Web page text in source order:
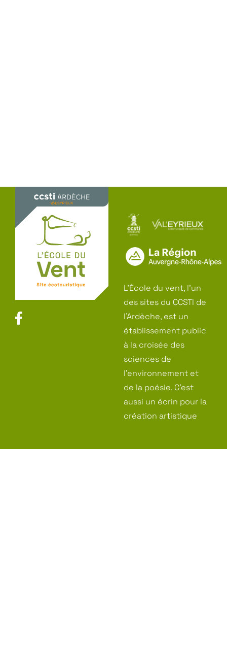
L’École du vent, l’un
des sites du CCSTI de
l’Ardèche, est un
établissement public
à la croisée des
sciences de
l’environnement et
de la poésie. C’est
aussi un écrin pour la
création artistique